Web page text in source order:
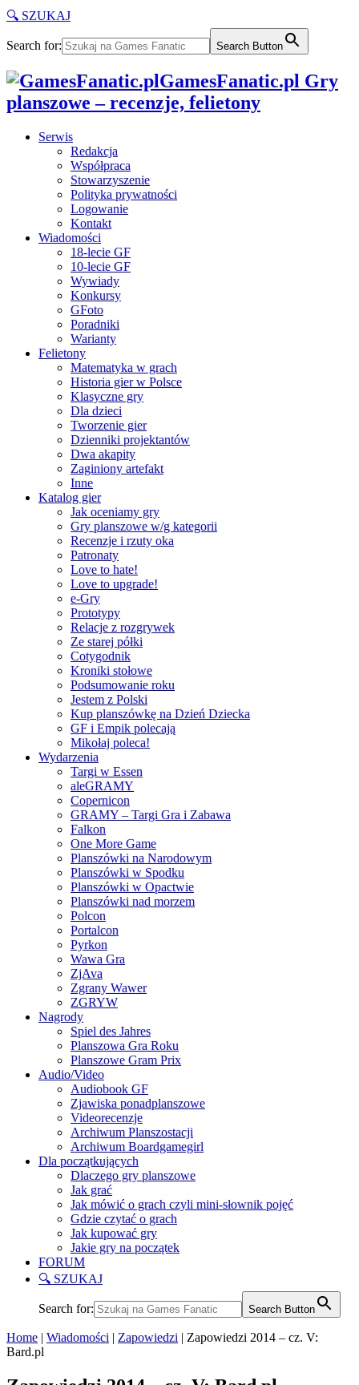
🔍 SZUKAJ
Search for: Search Button
GamesFanatic.pl Gry
planszowe – recenzje, felietony
Serwis
Redakcja
Współpraca
Stowarzyszenie
Polityka prywatności
Logowanie
Kontakt
Wiadomości
18-lecie GF
10-lecie GF
Wywiady
Konkursy
GFoto
Poradniki
Warianty
Felietony
Matematyka w grach
Historia gier w Polsce
Klasyczne gry
Dla dzieci
Tworzenie gier
Dzienniki projektantów
Dwa akapity
Zaginiony artefakt
Inne
Katalog gier
Jak oceniamy gry
Gry planszowe w/g kategorii
Recenzje i rzuty oka
Patronaty
Love to hate!
Love to upgrade!
e-Gry
Prototypy
Relacje z rozgrywek
Ze starej półki
Cotygodnik
Kroniki stołowe
Podsumowanie roku
Jestem z Polski
Kup planszówkę na Dzień Dziecka
GF i Empik polecają
Mikołaj poleca!
Wydarzenia
Targi w Essen
aleGRAMY
Copernicon
GRAMY – Targi Gra i Zabawa
Falkon
One More Game
Planszówki na Narodowym
Planszówki w Spodku
Planszówki w Opactwie
Planszówki nad morzem
Polcon
Portalcon
Pyrkon
Wawa Gra
ZjAva
Zgrany Wawer
ZGRYW
Nagrody
Spiel des Jahres
Planszowa Gra Roku
Planszowe Gram Prix
Audio/Video
Audiobook GF
Zjawiska ponadplanszowe
Videorecenzje
Archiwum Planszostacji
Archiwum Boardgamegirl
Dla początkujących
Dlaczego gry planszowe
Jak grać
Jak mówić o grach czyli mini-słownik pojęć
Gdzie czytać o grach
Jak kupować gry
Jakie gry na początek
FORUM
🔍 SZUKAJ
Search for: Search Button
Home | Wiadomości | Zapowiedzi | Zapowiedzi 2014 – cz. V:
Bard.pl